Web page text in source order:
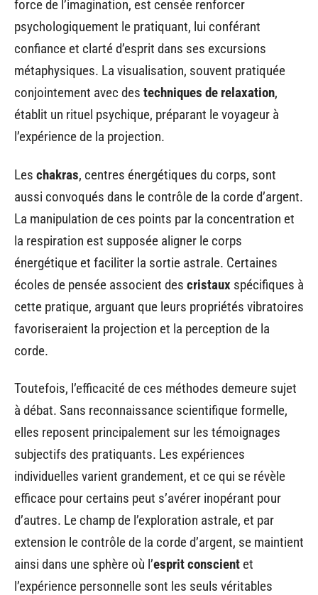
force de l’imagination, est censée renforcer
psychologiquement le pratiquant, lui conférant
confiance et clarté d’esprit dans ses excursions
métaphysiques. La visualisation, souvent pratiquée
conjointement avec des techniques de relaxation,
établit un rituel psychique, préparant le voyageur à
l’expérience de la projection.
Les chakras, centres énergétiques du corps, sont
aussi convoqués dans le contrôle de la corde d’argent.
La manipulation de ces points par la concentration et
la respiration est supposée aligner le corps
énergétique et faciliter la sortie astrale. Certaines
écoles de pensée associent des cristaux spécifiques à
cette pratique, arguant que leurs propriétés vibratoires
favoriseraient la projection et la perception de la
corde.
Toutefois, l’efficacité de ces méthodes demeure sujet
à débat. Sans reconnaissance scientifique formelle,
elles reposent principalement sur les témoignages
subjectifs des pratiquants. Les expériences
individuelles varient grandement, et ce qui se révèle
efficace pour certains peut s’avérer inopérant pour
d’autres. Le champ de l’exploration astrale, et par
extension le contrôle de la corde d’argent, se maintient
ainsi dans une sphère où l’esprit conscient et
l’expérience personnelle sont les seuls véritables